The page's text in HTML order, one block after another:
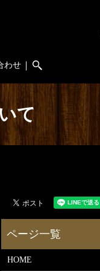
わせ search
て
HOME